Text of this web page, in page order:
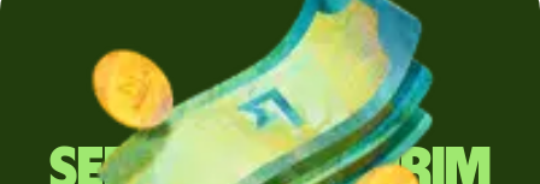
Sering mengirim